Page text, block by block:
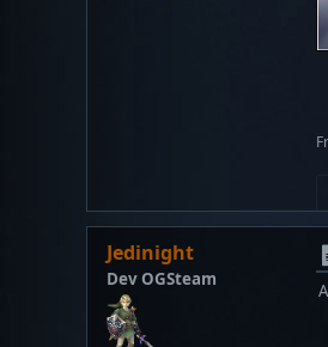
Jedinight
Dev OGSteam